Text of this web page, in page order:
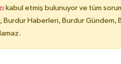
kabul etmiş bulunuyor ve tüm
Burdur Haberleri, Burdur Gündem,